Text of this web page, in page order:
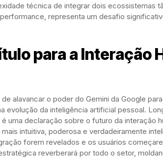
técnica de integrar dois ecossistemas
representa um desafio
para a Interação
alavancar o poder do Gemini da Google
evolução da inteligência artificial pessoal.
uma declaração sobre o futuro da interação
intuitiva, poderosa e verdadeiramente
forem revelados e os usuários
reverberará por todo o setor,